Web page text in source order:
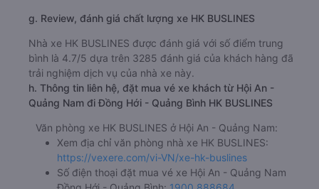
g. Review, đánh giá chất lượng xe HK BUSLINES
Nhà xe HK BUSLINES được đánh giá với số điểm trung
bình là 4.7/5 dựa trên 3285 đánh giá của khách hàng đã
trải nghiệm dịch vụ của nhà xe này.
h. Thông tin liên hệ, đặt mua vé xe khách từ Hội An -
Quảng Nam đi Đồng Hới - Quảng Bình HK BUSLINES
Văn phòng xe HK BUSLINES ở Hội An - Quảng Nam:
Xem địa chỉ văn phòng nhà xe HK BUSLINES:
https://vexere.com/vi-VN/xe-hk-buslines
Số điện thoại đặt mua vé xe Hội An - Quảng Nam